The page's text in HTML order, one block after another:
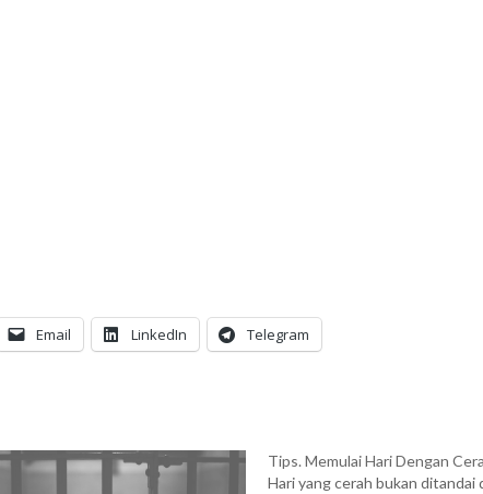
Email LinkedIn Telegram
Tips. Memulai Hari Dengan
Hari yang cerah bukan ditandai